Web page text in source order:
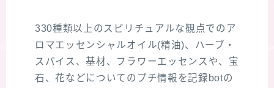
330種類以上のスピリチュアルな観点でのア
ロマエッセンシャルオイル(精油)、ハーブ・
スパイス、基材、フラワーエッセンスや、宝
石、花などについてのプチ情報を記録botの